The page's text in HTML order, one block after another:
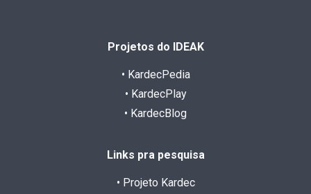
Projetos do IDEAK
• KardecPedia
• KardecPlay
• KardecBlog
Links pra pesquisa
• Projeto Kardec